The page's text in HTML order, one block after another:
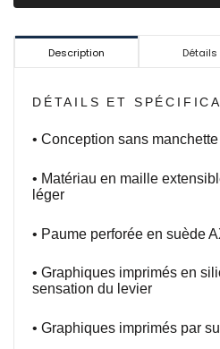
Description Détails
DÉTAILS ET
• Conception sans manchette
• Matériau en maille
léger
• Paume perforée en suède
• Graphiques imprimés en
sensation du levier
• Graphiques imprimés par